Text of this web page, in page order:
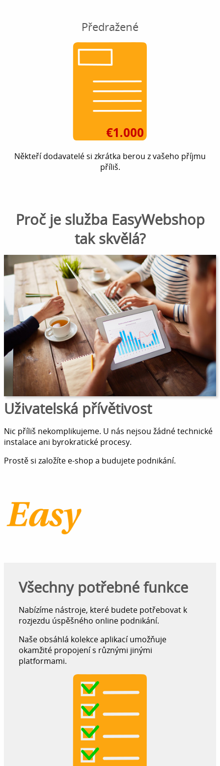
Předražené
Někteří dodavatelé si zkrátka berou z vašeho příjmu
příliš.
Proč je služba EasyWebshop
tak skvělá?
Uživatelská přívětivost
Nic příliš nekomplikujeme. U nás nejsou žádné technické
instalace ani byrokratické procesy.
Prostě si založíte e-shop a budujete podnikání.
Všechny potřebné funkce
Nabízíme nástroje, které budete potřebovat k
rozjezdu úspěšného online podnikání.
Naše obsáhlá kolekce aplikací umožňuje
okamžité propojení s různými jinými
platformami.